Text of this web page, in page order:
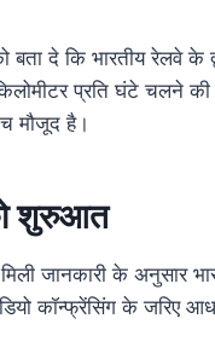
बता दे कि भारतीय रेलवे
प्रति घंटे चलने
मौजूद है।
शुरुआत
जानकारी के अनुसार
कॉन्फ्रेंसिंग के जरिए